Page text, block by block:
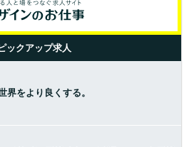
ックアップ求人
界をより良くする。